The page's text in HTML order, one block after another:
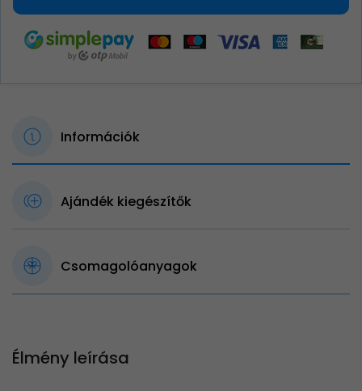
Információk
Ajándék kiegészítők
Csomagolóanyagok
Élmény leírása